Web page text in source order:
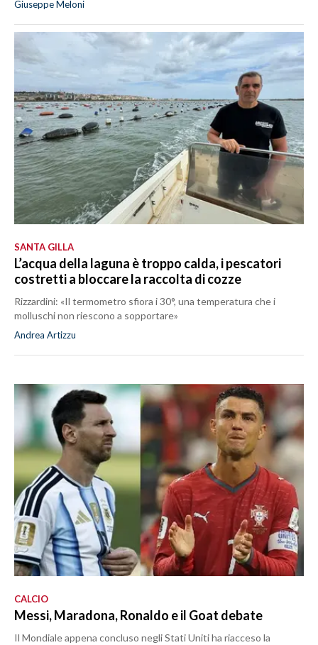
Giuseppe Meloni
SANTA GILLA
L’acqua della laguna è troppo calda, i pescatori
costretti a bloccare la raccolta di cozze
Rizzardini: «Il termometro sfiora i 30°, una temperatura che i
molluschi non riescono a sopportare»
Andrea Artizzu
CALCIO
Messi, Maradona, Ronaldo e il Goat debate
Il Mondiale appena concluso negli Stati Uniti ha riacceso la